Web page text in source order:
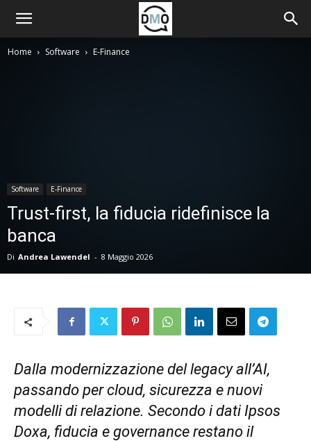
Home Software E-Finance
Software E-Finance
Trust-first, la fiducia ridefinisce la
banca
Di Andrea Lawendel - 8 Maggio 2026
Dalla modernizzazione del legacy all’AI,
passando per cloud, sicurezza e nuovi
modelli di relazione. Secondo i dati Ipsos
Doxa, fiducia e governance restano il